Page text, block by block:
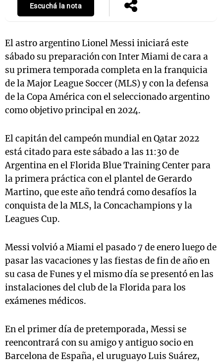
Escuchá la nota
El astro argentino Lionel Messi iniciará este
sábado su preparación con Inter Miami de cara a
su primera temporada completa en la franquicia
de la Major League Soccer (MLS) y con la defensa
de la Copa América con el seleccionado argentino
como objetivo principal en 2024.
El capitán del campeón mundial en Qatar 2022
está citado para este sábado a las 11:30 de
Argentina en el Florida Blue Training Center para
la primera práctica con el plantel de Gerardo
Martino, que este año tendrá como desafíos la
conquista de la MLS, la Concachampions y la
Leagues Cup.
Messi volvió a Miami el pasado 7 de enero luego de
pasar las vacaciones y las fiestas de fin de año en
su casa de Funes y el mismo día se presentó en las
instalaciones del club de la Florida para los
exámenes médicos.
En el primer día de pretemporada, Messi se
reencontrará con su amigo y antiguo socio en
Barcelona de España, el uruguayo Luis Suárez,